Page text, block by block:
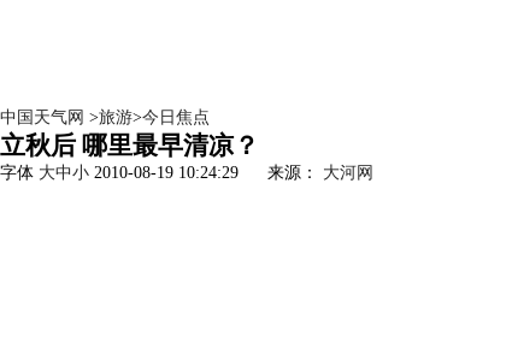
中国天气网 >旅游>今日焦点
立秋后 哪里最早清凉？
字体 大中小 2010-08-19 10:24:29 来源： 大河网